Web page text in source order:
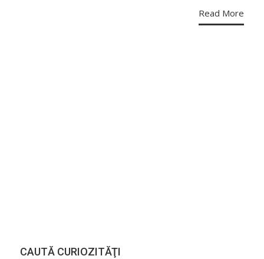
Read More
CAUTĂ CURIOZITĂŢI